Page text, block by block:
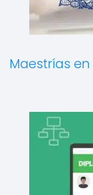
Maestrías en